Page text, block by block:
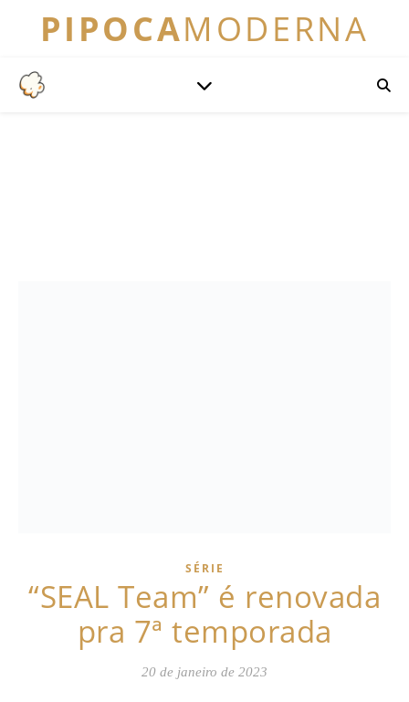
PIPOCAMODERNA
SÉRIE
“SEAL Team” é renovada
pra 7ª temporada
20 de janeiro de 2023